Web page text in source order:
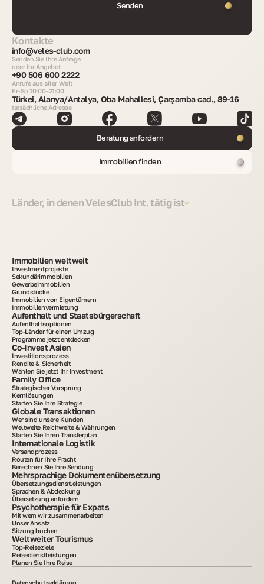
Senden
Kontakte
info@veles-club.com
Senden Sie Ihre Anfrage
oder Ihr Angebot
+90 506 600 2222
Anrufe aus aller Welt
Fr–So 10:00–21:00
Türkei, Alanya/Antalya, Oba Mahallesi, Çarşamba cad., 89-16
tatsächliche Adresse
Beratung anfordern
Immobilien finden
Länder, in denen VelesClub Int. tätig ist
Immobilien weltweit
Investmentprojekte
Sekundärimmobilien
Gewerbeimmobilien
Grundstücke
Immobilien von Eigentümern
Immobilienvermietung
Aufenthalt und Staatsbürgerschaft
Aufenthaltsoptionen
Top-Länder für einen Umzug
Programme jetzt entdecken
Co-Invest Asien
Investitionsprozess
Rendite & Sicherheit
Wählen Sie jetzt Ihr Investment
Family Office
Strategischer Vorsprung
Kernlösungen
Starten Sie Ihre Strategie
Globale Transaktionen
Wer sind unsere Kunden
Weltweite Reichweite & Währungen
Starten Sie Ihren Transferplan
Internationale Logistik
Versandprozess
Routen für Ihre Fracht
Berechnen Sie Ihre Sendung
Mehrsprachige Dokumentenübersetzung
Übersetzungsdienstleistungen
Sprachen & Abdeckung
Übersetzung anfordern
Psychotherapie für Expats
Mit wem wir zusammenarbeiten
Unser Ansatz
Sitzung buchen
Weltweiter Tourismus
Top-Reiseziele
Reisedienstleistungen
Planen Sie Ihre Reise